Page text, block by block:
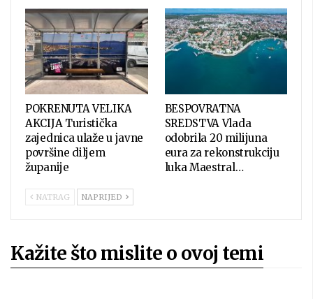
POKRENUTA VELIKA
AKCIJA Turistička
zajednica ulaže u javne
površine diljem
županije
BESPOVRATNA
SREDSTVA Vlada
odobrila 20 milijuna
eura za rekonstrukciju
luka Maestral…
NATRAG NAPRIJED
Kažite što mislite o ovoj temi